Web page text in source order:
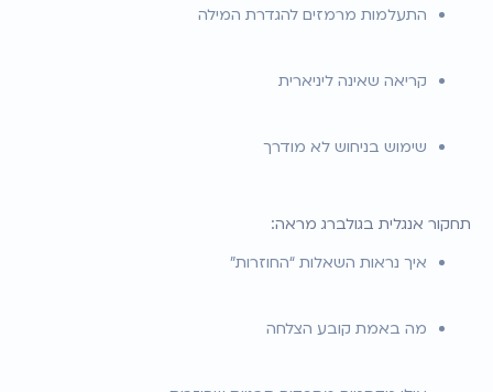
התעלמות מרמזים להגדרת המילה
קריאה שאינה ליניארית
שימוש בניחוש לא מודרך
תחקור אנגלית בגולברג מראה:
איך נראות השאלות “החוזרות”
מה באמת קובע הצלחה